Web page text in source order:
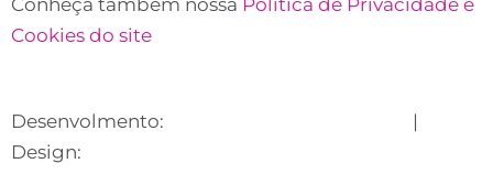
Conheça também nossa Política de Privacidade e
Cookies do site
Desenvolmento:
|
Design: